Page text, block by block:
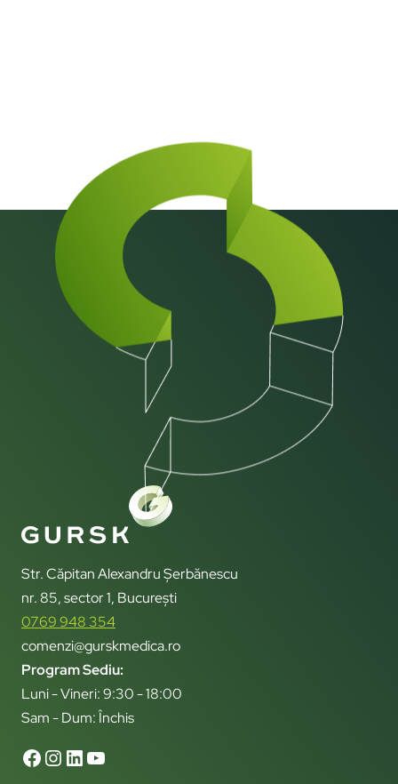
Str. Căpitan Alexandru Șerbănescu
nr. 85, sector 1, București
0769 948 354
comenzi@gurskmedica.ro
Program Sediu:
Luni - Vineri: 9:30 - 18:00
Sam - Dum: Închis